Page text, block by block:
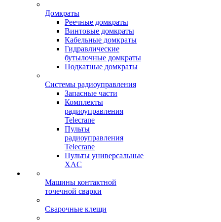
Домкраты
Реечные домкраты
Винтовые домкраты
Кабельные домкраты
Гидравлические
бутылочные домкраты
Подкатные домкраты
Системы радиоуправления
Запасные части
Комплекты
радиоуправления
Telecrane
Пульты
радиоуправления
Telecrane
Пульты универсальные
XAC
Машины контактной
точечной сварки
Сварочные клещи